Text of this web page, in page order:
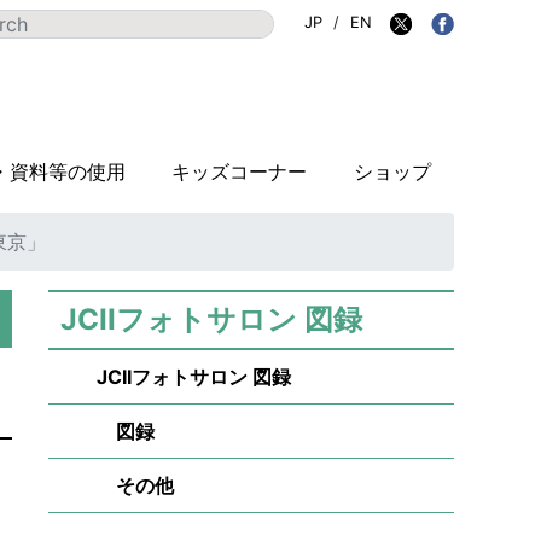
資料等の使用 キッズコーナー ショップ
JP / EN
」
JCIIフォトサロン 図録
JCIIフォトサロン 図録
図録
その他